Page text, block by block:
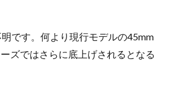
です。何より現行モデルの45mm
ズではさらに底上げされるとなる